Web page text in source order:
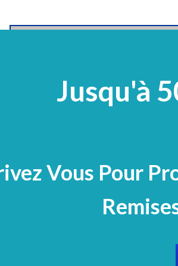
Jusqu'à
Vous Pour
EquipementsEQ Médico-Dentaires